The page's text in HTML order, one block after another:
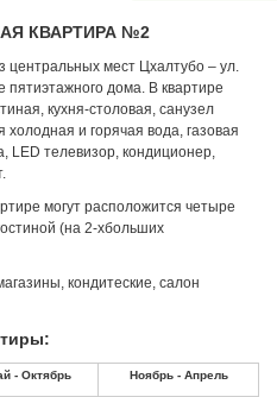
КВАРТИРА №2
центральных мест Цхалтубо – ул.
дома. В квартире
кухня-столовая, санузел
и горячая вода, газовая
LED телевизор, кондиционер,
могут расположится четыре
(на 2-хбольших
кондитеские, салон